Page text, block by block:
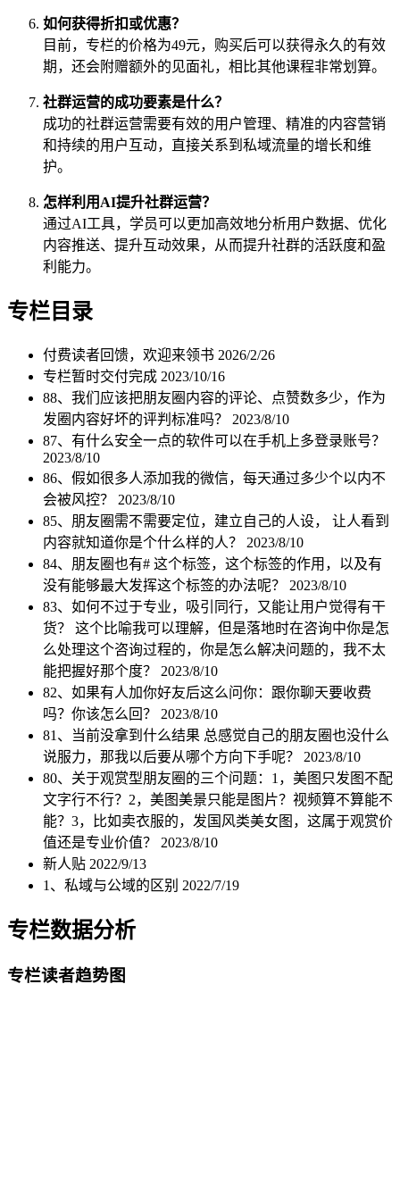
如何获得折扣或优惠？
目前，专栏的价格为49元，购买后可以获得永久的有效
期，还会附赠额外的见面礼，相比其他课程非常划算。
社群运营的成功要素是什么？
成功的社群运营需要有效的用户管理、精准的内容营销
和持续的用户互动，直接关系到私域流量的增长和维
护。
怎样利用AI提升社群运营？
通过AI工具，学员可以更加高效地分析用户数据、优化
内容推送、提升互动效果，从而提升社群的活跃度和盈
利能力。
专栏目录
付费读者回馈，欢迎来领书 2026/2/26
专栏暂时交付完成 2023/10/16
88、我们应该把朋友圈内容的评论、点赞数多少，作为
发圈内容好坏的评判标准吗？ 2023/8/10
87、有什么安全一点的软件可以在手机上多登录账号？
2023/8/10
86、假如很多人添加我的微信，每天通过多少个以内不
会被风控？ 2023/8/10
85、朋友圈需不需要定位，建立自己的人设， 让人看到
内容就知道你是个什么样的人？ 2023/8/10
84、朋友圈也有# 这个标签，这个标签的作用，以及有
没有能够最大发挥这个标签的办法呢？ 2023/8/10
83、如何不过于专业，吸引同行，又能让用户觉得有干
货？ 这个比喻我可以理解，但是落地时在咨询中你是怎
么处理这个咨询过程的，你是怎么解决问题的，我不太
能把握好那个度？ 2023/8/10
82、如果有人加你好友后这么问你：跟你聊天要收费
吗？你该怎么回？ 2023/8/10
81、当前没拿到什么结果 总感觉自己的朋友圈也没什么
说服力，那我以后要从哪个方向下手呢？ 2023/8/10
80、关于观赏型朋友圈的三个问题：1，美图只发图不配
文字行不行？2，美图美景只能是图片？视频算不算能不
能？3，比如卖衣服的，发国风类美女图，这属于观赏价
值还是专业价值？ 2023/8/10
新人贴 2022/9/13
1、私域与公域的区别 2022/7/19
专栏数据分析
专栏读者趋势图